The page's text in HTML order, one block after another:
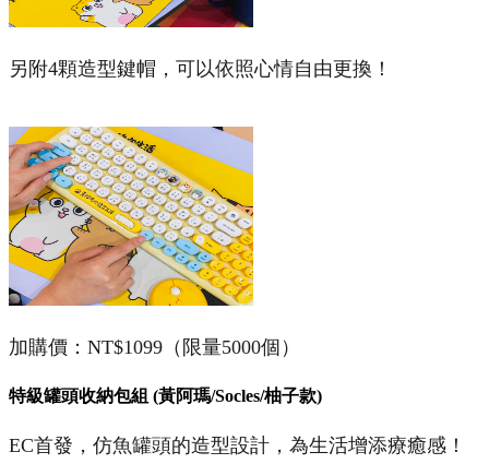
另附4顆造型鍵帽，可以依照心情自由更換！
加購價：NT$1099（限量5000個）
特級罐頭收納包組 (黃阿瑪/Socles/柚子款)
EC首發，仿魚罐頭的造型設計，為生活增添療癒感！